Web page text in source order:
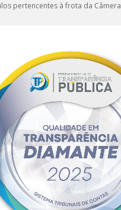
pertencentes à frota da Câmera